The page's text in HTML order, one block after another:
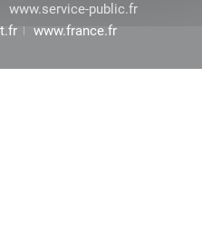
www.service-public.fr
www.france.fr